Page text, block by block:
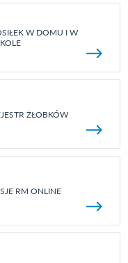
W DOMU I W
ŻŁOBKÓW
RM ONLINE